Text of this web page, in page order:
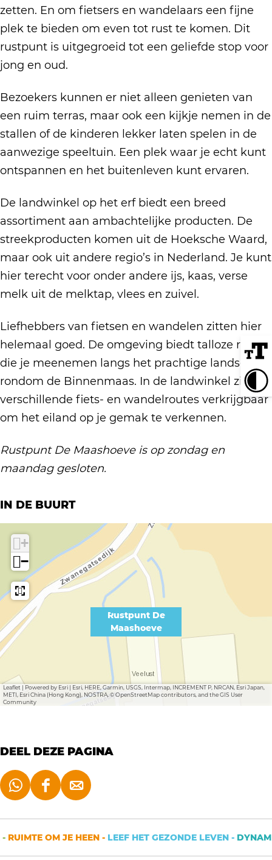
u
n
t
M
a
a
s
h
e
v
e
t
p
u
D
e
M
a
a
h
o
e
v
e
zetten. En om fietsers en wandelaars een fijne
plek te bieden om even tot rust te komen. Dit
rustpunt is uitgegroeid tot een geliefde stop voor
jong en oud.
Bezoekers kunnen er niet alleen genieten van
een ruim terras, maar ook een kijkje nemen in de
stallen of de kinderen lekker laten spelen in de
aanwezige speeltuin. Een plek waar je echt kunt
ontspannen en het buitenleven kunt ervaren.
De landwinkel op het erf biedt een breed
assortiment aan ambachtelijke producten. De
streekproducten komen uit de Hoeksche Waard,
maar ook uit andere regio’s in Nederland. Je kunt
hier terecht voor onder andere ijs, kaas, verse
melk uit de melktap, vlees en zuivel.
Liefhebbers van fietsen en wandelen zitten hier
helemaal goed. De omgeving biedt talloze routes
die je meenemen langs het prachtige landschap
rondom de Binnenmaas. In de landwinkel zijn
verschillende fiets- en wandelroutes verkrijgbaar
om het eiland op je gemak te verkennen.
Rustpunt De Maashoeve is op zondag en
maandag gesloten.
IN DE BUURT
Rustpunt De
Maashoeve
+
−
Leaflet | Powered by Esri | Esri, HERE, Garmin, USGS, Intermap, INCREMENT P, NRCAN, Esri Japan,
METI, Esri China (Hong Kong), NOSTRA, © OpenStreetMap contributors, and the GIS User
Community
DEEL DEZE PAGINA
D
D
D
RUIMTE OM JE HEEN - LEEF HET GEZONDE LEVEN -